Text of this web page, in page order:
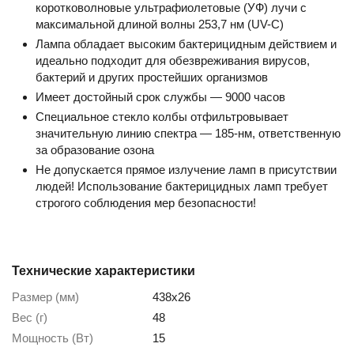
коротковолновые ультрафиолетовые (УФ) лучи с
максимальной длиной волны 253,7 нм (UV-C)
Лампа обладает высоким бактерицидным действием и
идеально подходит для обезвреживания вирусов,
бактерий и других простейших организмов
Имеет достойный срок службы — 9000 часов
Специальное стекло колбы отфильтровывает
значительную линию спектра — 185-нм, ответственную
за образование озона
Не допускается прямое излучение ламп в присутствии
людей! Использование бактерицидных ламп требует
строгого соблюдения мер безопасности!
Технические характеристики
Размер (мм)
438х26
Вес (г)
48
Мощность (Вт)
15